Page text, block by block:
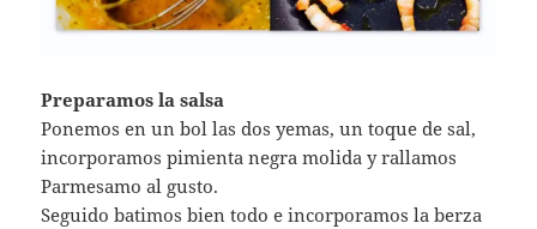
Preparamos la salsa
Ponemos en un bol las dos yemas, un toque de sal,
incorporamos pimienta negra molida y rallamos
Parmesamo al gusto.
Seguido batimos bien todo e incorporamos la berza